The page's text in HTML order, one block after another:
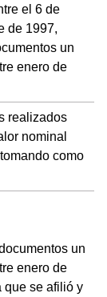
el 6 de
de 1997,
un
enero de
realizados
nominal
como
un
enero de
que se afilió y